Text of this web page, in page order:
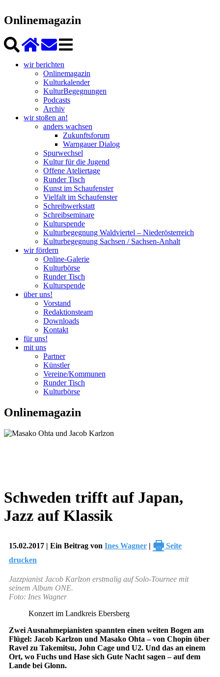
Onlinemagazin
wir berichten
Onlinemagazin
Kulturkalender
KulturBegegnungen
Podcasts
Archiv
wir stoßen an!
anders wachsen
Zukunftsforum
Warngauer Dialog
Spurwechsel
Kultur für die Jugend
Offene Ateliertage
Runder Tisch
Kunst im Schaufenster
Vielfalt im Schaufenster
Schreibwerkstatt
Schreibseminare
Kulturspende
Kulturbegegnung Waldviertel – Niederösterreich
Kulturbegegnung Sachsen / Sachsen-Anhalt
wir fördern
Online-Galerie
Kulturbörse
Runder Tisch
Kulturspende
über uns!
Vorstand
Redaktionsteam
Downloads
Kontakt
für uns!
mit uns
Partner
Künstler
Vereine/Kommunen
Runder Tisch
Kulturbörse
Onlinemagazin
Schweden trifft auf Japan,
Jazz auf Klassik
15.02.2017 | Ein Beitrag von Ines Wagner | 🖶 Seite
drucken
Jazzpianist Jacob Karlzon erstmalig auf Solo-Tournee mit
seinem Album ONE.
Foto: Ines Wagner
Konzert im Landkreis Ebersberg
Zwei Ausnahmepianisten spannten einen weiten Bogen am
Flügel: Jacob Karlzon und Masako Ohta – von Chopin über
Ravel zu Takemitsu, John Cage und U2. Und das an einem
Ort, wo Fuchs und Hase sich Gute Nacht sagen – auf dem
Lande bei Glonn.